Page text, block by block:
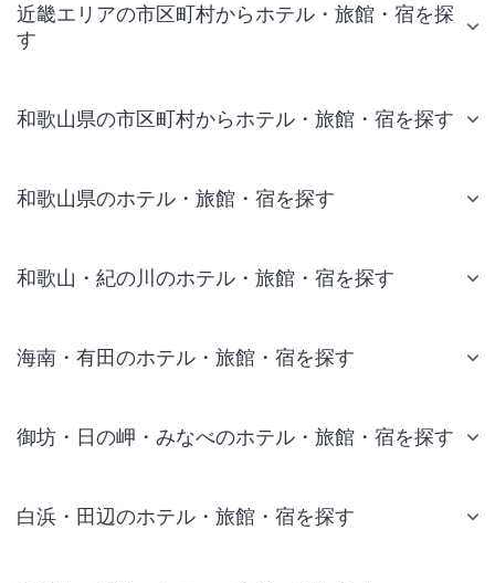
近畿エリアの市区町村からホテル・旅館・宿を探
す
和歌山県の市区町村からホテル・旅館・宿を探す
和歌山県のホテル・旅館・宿を探す
和歌山・紀の川のホテル・旅館・宿を探す
海南・有田のホテル・旅館・宿を探す
御坊・日の岬・みなべのホテル・旅館・宿を探す
白浜・田辺のホテル・旅館・宿を探す